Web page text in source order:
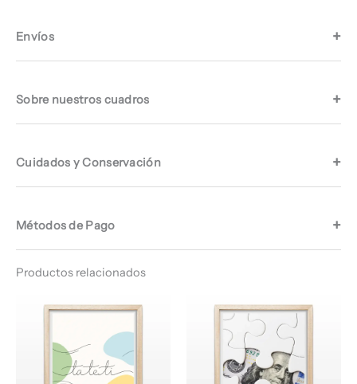
Envíos
Sobre nuestros cuadros
Cuidados y Conservación
Métodos de Pago
Productos relacionados
de
de